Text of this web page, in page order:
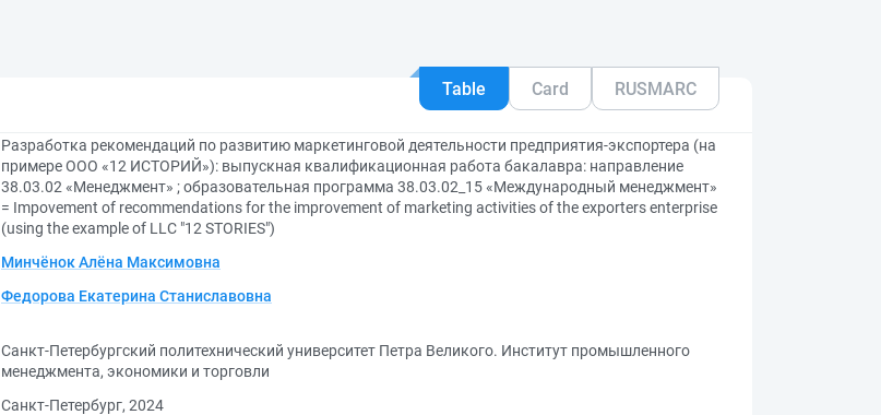
Table Card RUSMARC
Разработка рекомендаций по развитию маркетинговой деятельности предприятия-экспортера (на
примере ООО «12 ИСТОРИЙ»): выпускная квалификационная работа бакалавра: направление
38.03.02 «Менеджмент» ; образовательная программа 38.03.02_15 «Международный менеджмент»
= Impovement of recommendations for the improvement of marketing activities of the exporters enterprise
(using the example of LLC "12 STORIES")
Минчёнок Алёна Максимовна
Федорова Екатерина Станиславовна
Санкт-Петербургский политехнический университет Петра Великого. Институт промышленного
менеджмента, экономики и торговли
Санкт-Петербург, 2024